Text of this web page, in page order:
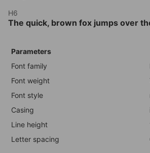
H6
The quick, brown fox jumps over
Parameters
Font family
Font weight
Font style
Casing
Line height
Letter spacing